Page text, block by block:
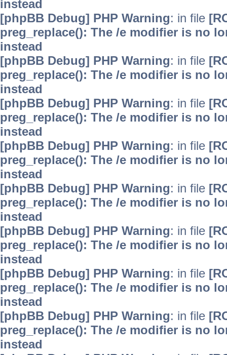
instead
[phpBB Debug] PHP Warning: in file
preg_replace(): The /e modifier is no
instead
[phpBB Debug] PHP Warning: in file
preg_replace(): The /e modifier is no
instead
[phpBB Debug] PHP Warning: in file
preg_replace(): The /e modifier is no
instead
[phpBB Debug] PHP Warning: in file
preg_replace(): The /e modifier is no
instead
[phpBB Debug] PHP Warning: in file
preg_replace(): The /e modifier is no
instead
[phpBB Debug] PHP Warning: in file
preg_replace(): The /e modifier is no
instead
[phpBB Debug] PHP Warning: in file
preg_replace(): The /e modifier is no
instead
[phpBB Debug] PHP Warning: in file
preg_replace(): The /e modifier is no
instead